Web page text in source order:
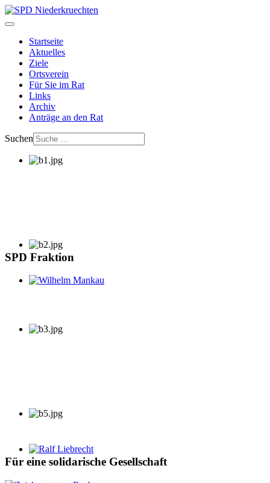
Startseite
Aktuelles
Ziele
Ortsverein
Für Sie im Rat
Links
Archiv
Anträge an den Rat
Suchen
SPD Fraktion
Ralf Liebrecht
Für eine solidarische Gesellschaft